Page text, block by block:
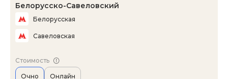
Белорусско-Савеловский
Белорусская
Савеловская
Стоимость
Очно Онлайн